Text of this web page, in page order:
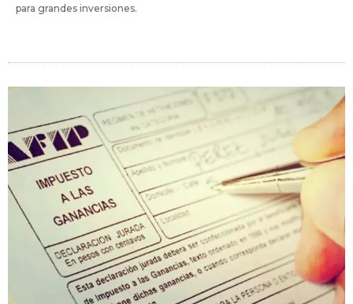
para grandes inversiones.